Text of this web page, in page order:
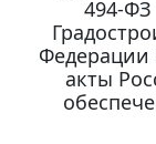
494-
Федерации
акты